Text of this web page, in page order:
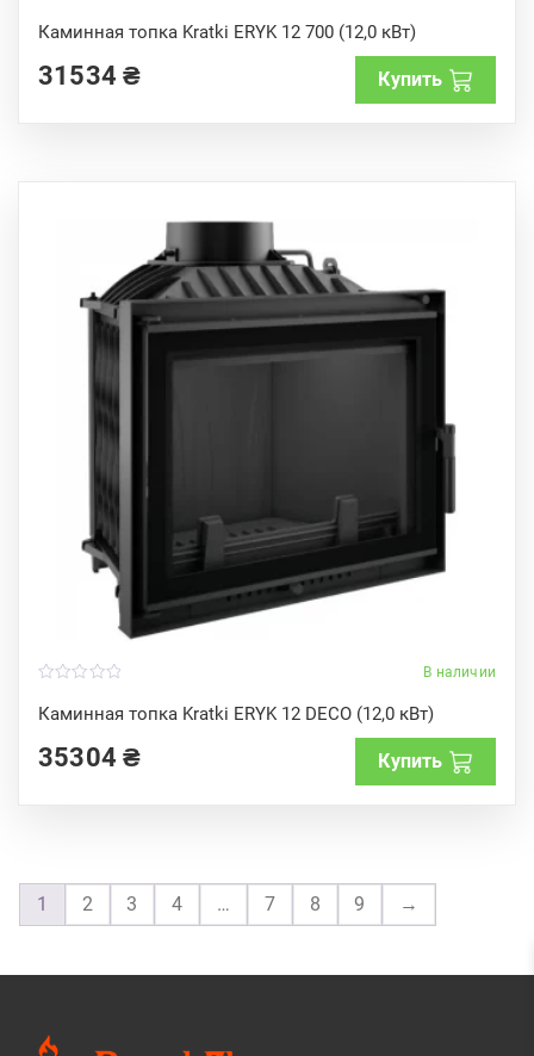
Каминная топка Kratki ERYK 12 700 (12,0 кВт)
o
u
o
f
31534₴ Купить
В наличии
Каминная топка Kratki ERYK 12 DECO (12,0 кВт)
o
u
o
f
35304₴ Купить
1 2 3 4 … 7 8 9 →